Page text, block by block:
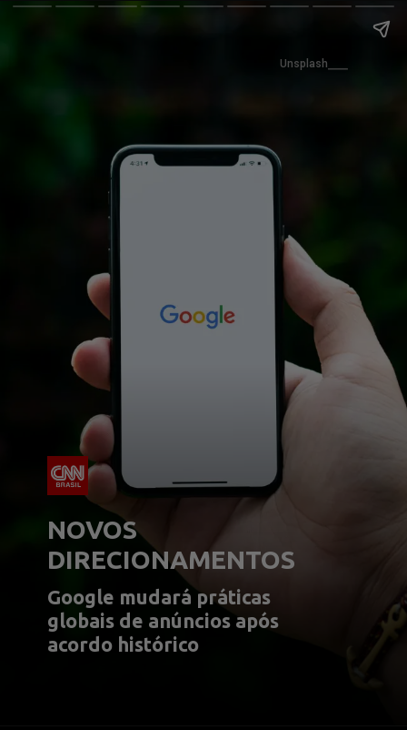
NOVOS
DIRECIONAMENTOS
Google mudará práticas
globais de anúncios após
acordo histórico
Unsplash